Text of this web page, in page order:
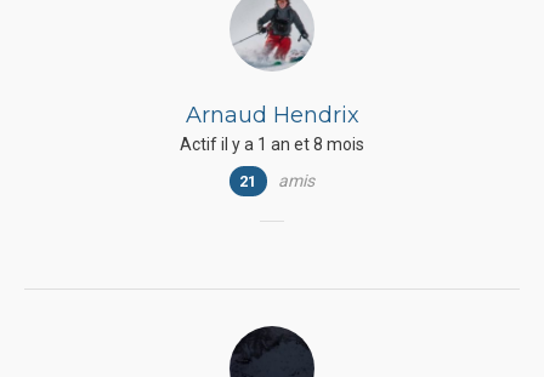
Arnaud Hendrix
Actif il y a 1 an et 8 mois
21 amis